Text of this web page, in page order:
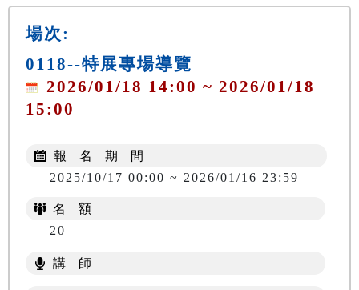
場次:
0118--特展專場導覽
2026/01/18 14:00 ~ 2026/01/18
15:00
報 名 期 間
2025/10/17 00:00 ~ 2026/01/16 23:59
名 額
20
講 師